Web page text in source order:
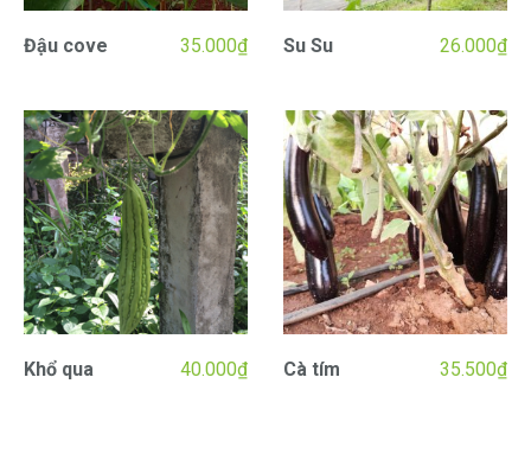
Đậu cove 35.000₫ Su Su 26.000₫
Khổ qua 40.000₫ Cà tím 35.500₫